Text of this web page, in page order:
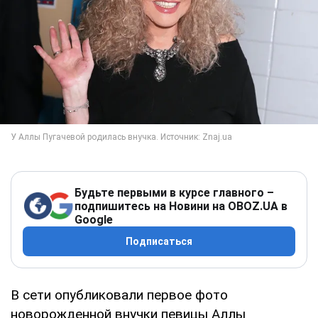
Будьте первыми в курсе главного –
подпишитесь на Новини на OBOZ.UA в
Google
Подписаться
В сети опубликовали первое фото
новорожденной внучки певицы Аллы